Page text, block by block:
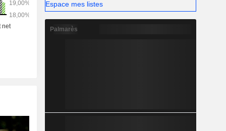
Espace mes listes
Palmarès